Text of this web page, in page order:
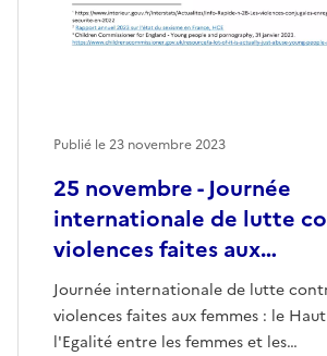
25 novembre - Journée
internationale de lutte
violences faites aux…
Journée internationale de lutte
violences faites aux femmes : le
l'Egalité entre les femmes et les…
Publié le23 novembre 2023